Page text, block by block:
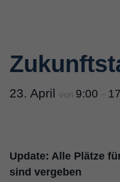
23. April von 9:00 –
Update: Alle Plätze
sind vergeben